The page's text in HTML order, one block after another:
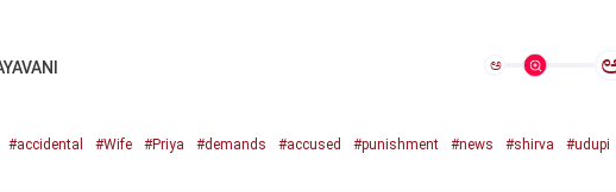
ಅ
#accidental #Wife #Priya #demands #accused #punishment #news #shirva
#udupi